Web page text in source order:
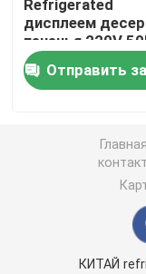
под встречным
Refrigerated
Холодильник
охладитель
Коммерчески
Refrigerated
дисплеем
печенья 220V
более крутым 4,2
CU.FTОтправить
КИТАЙ